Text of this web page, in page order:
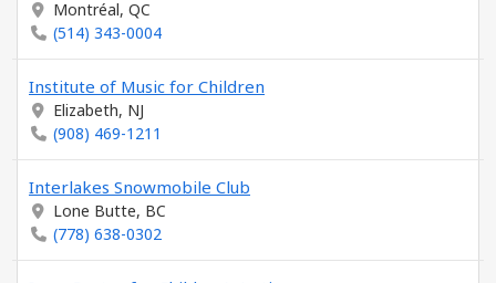
Montréal, QC
(514) 343-0004
Institute of Music for Children
Elizabeth, NJ
(908) 469-1211
Interlakes Snowmobile Club
Lone Butte, BC
(778) 638-0302